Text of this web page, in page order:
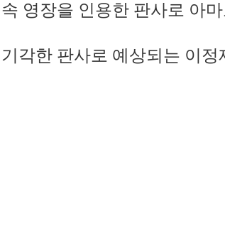
영장을 인용한 판사로 아
각한 판사로 예상되는 이